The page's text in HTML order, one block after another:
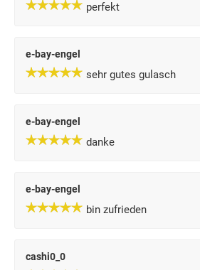
perfekt
e-bay-engel
sehr gutes gulasch
e-bay-engel
danke
e-bay-engel
bin zufrieden
cashi0_0